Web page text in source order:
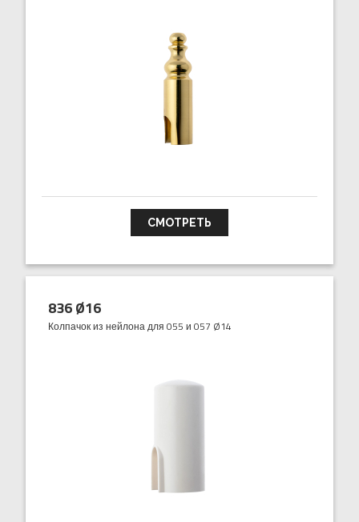
СМОТРЕТЬ
836 Ø16
Колпачок из нейлона для 055 и 057 Ø14